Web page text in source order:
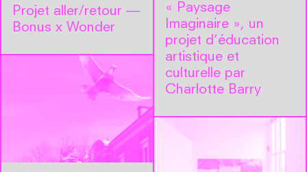
Projet aller/retour —
Bonus x Wonder
« Paysage
Imaginaire », un
projet d’éducation
artistique et
culturelle par
Charlotte Barry